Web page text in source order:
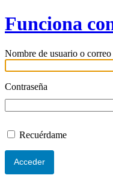
Funciona
Nombre de usuario o
Contraseña
Recuérdame